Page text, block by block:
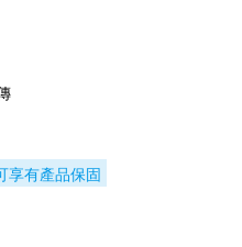
享有產品保固